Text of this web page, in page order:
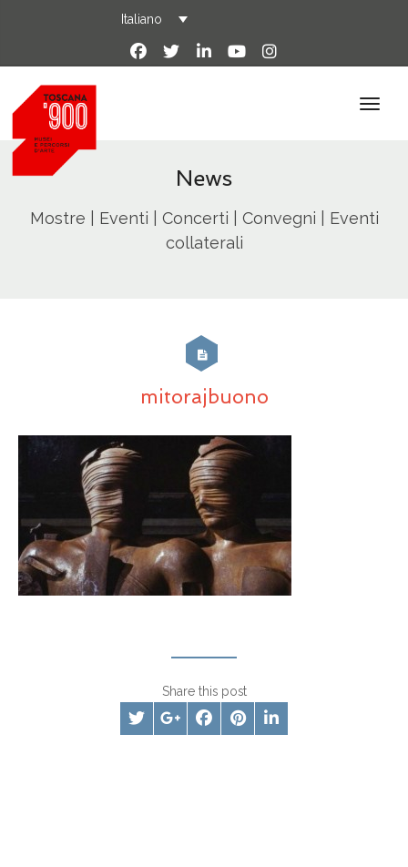
Italiano
News
Mostre | Eventi | Concerti | Convegni | Eventi
collaterali
mitorajbuono
Share this post